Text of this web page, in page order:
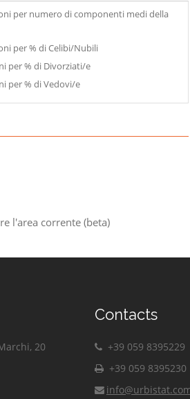
per numero di componenti medi della
per % di Celibi/Nubili
per % di Divorziati/e
per % di Vedovi/e
l'area corrente (beta)
20
Contacts
+39 059 8395229
+39 059 8395230